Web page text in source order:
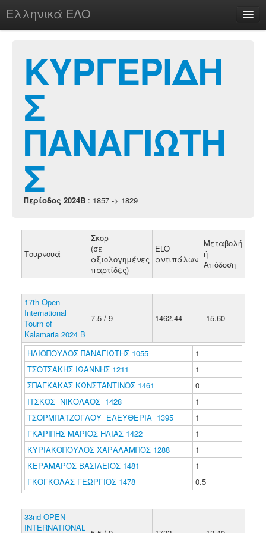
Ελληνικά ΕΛΟ
chesstu.be @ discord
Login
ΚΥΡΓΕΡΙΔΗ
Σ
ΠΑΝΑΓΙΩΤΗ
Σ
Περίοδος 2024B : 1857 -> 1829
Τουρνουά
Σκορ
(σε
αξιολογημένες
παρτίδες)
ELO
αντιπάλων
Μεταβολή
ή
Απόδοση
17th Open
International
Tourn of
Kalamaria 2024 B
7.5 / 9 1462.44 -15.60
ΗΛΙΟΠΟΥΛΟΣ ΠΑΝΑΓΙΩΤΗΣ 1055
1
ΤΣΟΤΣΑΚΗΣ ΙΩΑΝΝΗΣ 1211
1
ΣΠΑΓΚΑΚΑΣ ΚΩΝΣΤΑΝΤΙΝΟΣ 1461
0
ΙΤΣΚΟΣ ΝΙΚΟΛΑΟΣ 1428
1
ΤΣΟΡΜΠΑΤΖΟΓΛΟΥ ΕΛΕΥΘΕΡΙΑ 1395
1
ΓΚΑΡΙΠΗΣ ΜΑΡΙΟΣ ΗΛΙΑΣ 1422
1
ΚΥΡΙΑΚΟΠΟΥΛΟΣ ΧΑΡΑΛΑΜΠΟΣ 1288
1
ΚΕΡΑΜΑΡΟΣ ΒΑΣΙΛΕΙΟΣ 1481
1
ΓΚΟΓΚΟΛΑΣ ΓΕΩΡΓΙΟΣ 1478
0.5
33nd OPEN
INTERNATIONAL